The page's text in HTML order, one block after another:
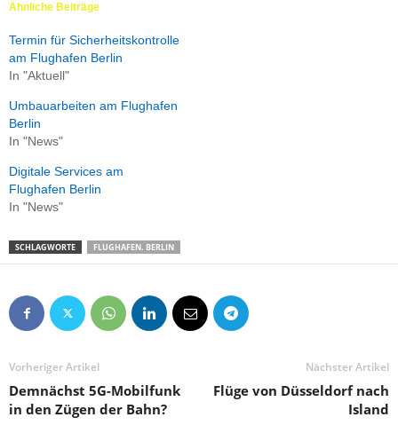
Ähnliche Beiträge
Termin für Sicherheitskontrolle
am Flughafen Berlin
In "Aktuell"
Umbauarbeiten am Flughafen
Berlin
In "News"
Digitale Services am
Flughafen Berlin
In "News"
SCHLAGWORTE FLUGHAFEN. BERLIN
Vorheriger Artikel
Demnächst 5G-Mobilfunk
in den Zügen der Bahn?
Nächster Artikel
Flüge von Düsseldorf nach
Island